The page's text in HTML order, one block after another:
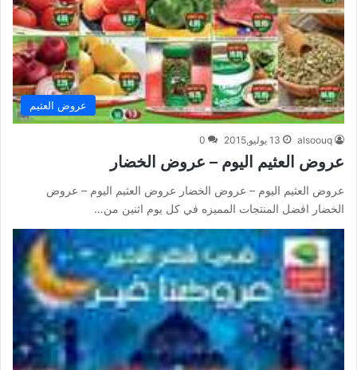
عروض العثيم
alsoouq 13 يوليو,2015 0
عروض العثيم اليوم – عروض الخضار
عروض العثيم اليوم – عروض الخضار عروض العثيم اليوم – عروض
الخضار افضل المنتجات المميزه في كل يوم اثنين من…